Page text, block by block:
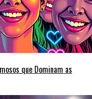
que Dominam as